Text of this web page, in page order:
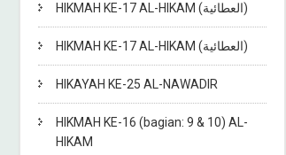
HIKMAH KE-17 AL-HIKAM (العطائية)
HIKMAH KE-17 AL-HIKAM (العطائية)
HIKAYAH KE-25 AL-NAWADIR
HIKMAH KE-16 (bagian: 9 & 10) AL-
HIKAM